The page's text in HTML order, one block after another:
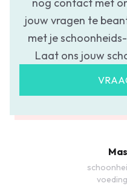
nog contact met
jouw vragen te
met je
Laat ons jouw